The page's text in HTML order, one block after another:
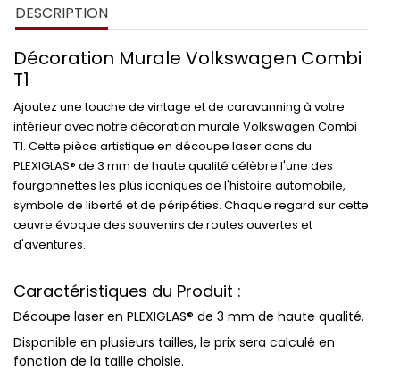
DESCRIPTION
Décoration Murale Volkswagen Combi
T1
Ajoutez une touche de vintage et de caravanning à votre
intérieur avec notre décoration murale Volkswagen Combi
T1. Cette pièce artistique en découpe laserdans du
PLEXIGLAS® de 3 mm de haute qualité célèbre l'une des
fourgonnettes les plus iconiques de l'histoire automobile,
symbole de liberté et de péripéties. Chaque regard sur cette
œuvre évoque des souvenirs de routes ouvertes et
d'aventures.
Caractéristiques du Produit :
Découpe laser en PLEXIGLAS® de 3 mm de haute qualité.
Disponible en plusieurs tailles, le prix sera calculé en
fonction de la taille choisie.